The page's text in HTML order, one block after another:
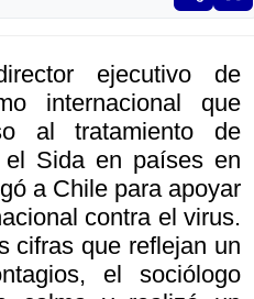
ejecutivo de
internacional que
al tratamiento de
el Sida en países en
a Chile para apoyar
contra el virus.
cifras que reflejan un
el sociólogo